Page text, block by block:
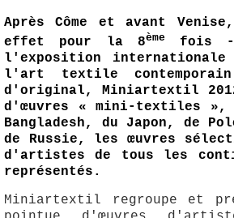
Après Côme et avant
effet pour la 8ème
fois -
l'exposition internationale
l'art textile
d'original, Miniartextil
d'œuvres « mini-textiles »,
Bangladesh, du Japon, de
de Russie, les œuvres
d'artistes de tous les
représentés.
Miniartextil regroupe et